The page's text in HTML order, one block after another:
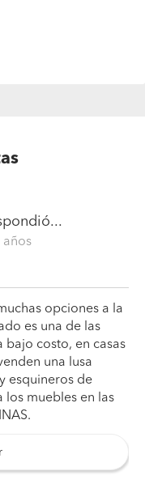
años
opciones a la
es una de las
bajo costo, en casas
una lusa
esquineros de
los muebles en las